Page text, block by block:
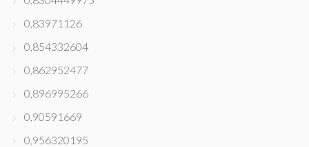
0,83971126
0,854332604
0,862952477
0,896995266
0,90591669
0,956320195